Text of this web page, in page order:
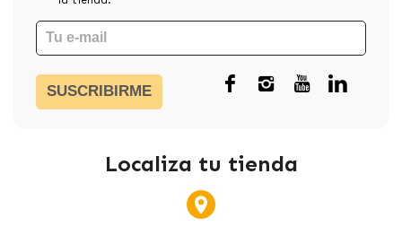
SUSCRIBIRME
Localiza tu tienda